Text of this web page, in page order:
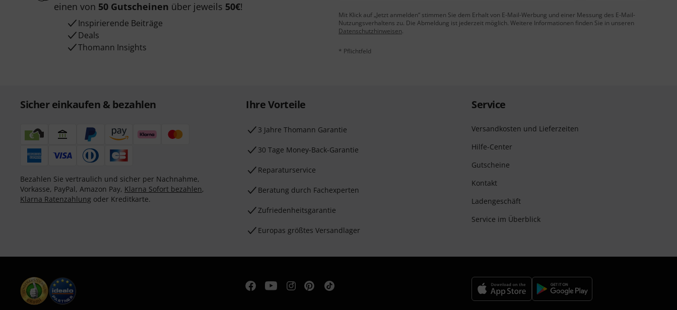
einen von 50 Gutscheinen über jeweils 50€!
Inspirierende Beiträge
Deals
Thomann Insights
Mit Klick auf „Jetzt anmelden“ stimmen Sie dem Erhalt von E-Mail-Werbung und einer Messung des E-Mail-
Nutzungsverhaltens zu. Die Abmeldung ist jederzeit möglich. Weitere Informationen finden Sie in unseren
Datenschutzhinweisen.
* Pflichtfeld
Sicher einkaufen & bezahlen
Bezahlen Sie vertraulich und sicher per Nachnahme,
Vorkasse, PayPal, Amazon Pay, Klarna Sofort bezahlen,
Klarna Ratenzahlung oder Kreditkarte.
Ihre Vorteile
3 Jahre Thomann Garantie
30 Tage Money-Back-Garantie
Reparaturservice
Beratung durch Fachexperten
Zufriedenheitsgarantie
Europas größtes Versandlager
Service
Versandkosten und Lieferzeiten
Hilfe-Center
Gutscheine
Kontakt
Ladengeschäft
Service im Überblick